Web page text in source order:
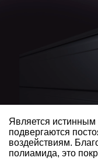
Является истинным
подвергаются
воздействиям.
полиамида, это